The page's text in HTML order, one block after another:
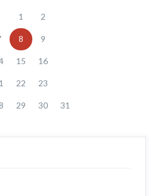
1 2
8 9
15 16
22 23
29 30 31